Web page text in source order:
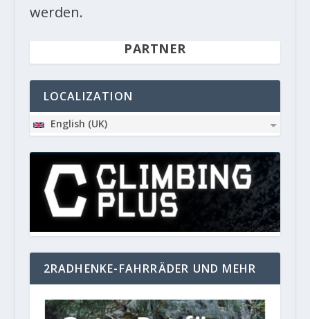
werden.
PARTNER
LOCALIZATION
English (UK)
2RADHENKE-FAHRRÄDER UND MEHR